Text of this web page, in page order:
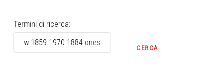
Modulo di ricerca
Termini di ricerca:
CERCA